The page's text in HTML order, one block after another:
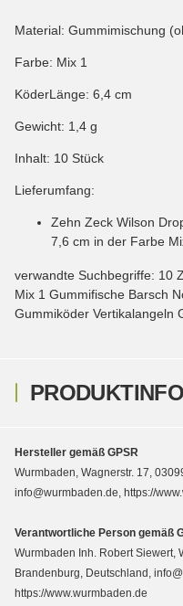
Material: Gummimischung
Farbe: Mix 1
KöderLänge: 6,4 cm
Gewicht: 1,4 g
Inhalt: 10 Stück
Lieferumfang:
Zehn Zeck Wilson
7,6 cm in der Farbe
verwandte Suchbegriffe: 10
Mix 1 Gummifische Barsch
Gummiköder Vertikalangeln
Hersteller gemäß GPSR
Wurmbaden, Wagnerstr. 17,
info@wurmbaden.de, https://
Verantwortliche Person gemäß
Wurmbaden Inh. Robert Siewert,
Brandenburg, Deutschland,
https://www.wurmbaden.de